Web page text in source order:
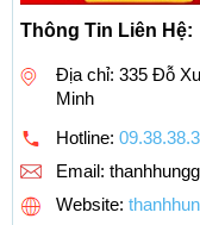
Thông Tin Liên Hệ:
Địa chỉ: 335 Đỗ
Minh
Hotline:
Email:
Website: